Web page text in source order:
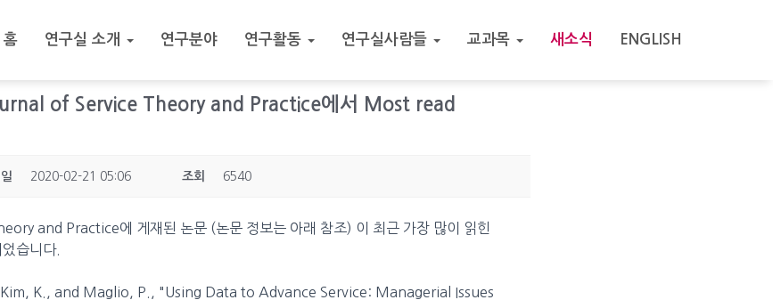
홈 연구실 소개 연구분야 연구활동 연구실사람들 교과목 새소식 ENGLISH
of Service Theory and Practice에서 Most read
2020-02-21 05:06 조회 6540
and Practice에 게재된 논문 (논문 정보는 아래 참조) 이 최근 가장 많이 읽힌
습니다.
K., and Maglio, P., "Using Data to Advance Service: Managerial Issues